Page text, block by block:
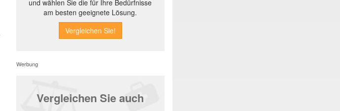
und wählen Sie die für Ihre Bedürfnisse
am besten geeignete Lösung.
Werbung
Vergleichen Sie auch